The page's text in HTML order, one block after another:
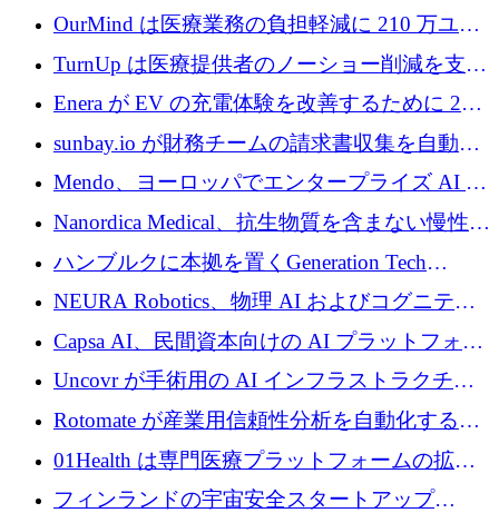
Theker が 8,500 万ドルを調達
OurMind は医療業務の負担軽減に 210 万ユー
ロを寄付
TurnUp は医療提供者のノーショー削減を支援
するために 200 万ユーロを調達
Enera が EV の充電体験を改善するために 200
万ドルを調達
sunbay.io が財務チームの請求書収集を自動化
するために 55 万ユーロを調達
Mendo、ヨーロッパでエンタープライズ AI 導
入を拡大するために 1,200 万ユーロを確保
Nanordica Medical、抗生物質を含まない慢性創
傷治療薬を市場に投入するために 160 万ユー
ロを調達
ハンブルクに本拠を置くGeneration Tech
Partnersが5,000万ユーロのAIロールアップファ
NEURA Robotics、物理 AI およびコグニティ
ブ ロボティクス プラットフォームを拡張する
ためにシリーズ C で最大 14 億ドルを確保
Capsa AI、民間資本向けの AI プラットフォー
ムを拡大するために 1,800 万ドルを調達
Uncovr が手術用の AI インフラストラクチャ
を構築するために 700 万ドルを調達
Rotomate が産業用信頼性分析を自動化するた
めに 210 万ユーロを調達
01Health は専門医療プラットフォームの拡大
に 1,500 万ドルを確保
フィンランドの宇宙安全スタートアップ